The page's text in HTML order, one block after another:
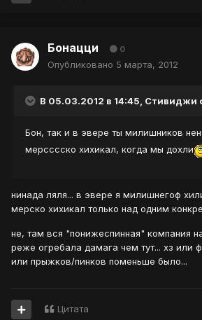
Бонацци 0
Опубликовано 5 марта, 2012
В 05.03.2012 в 14:45, Стивиджи
Бон, так и в эвере ты милишников
мерсссско хихикал, когда мы дохли
нинада ляля... в эвере я милишнегоф
мерско хихикал только над одним
не, там вся "понижеспинная" компания
реже огребала дамага чем тут... хз или
или прыжков/пинков поменьше было...
Цитата